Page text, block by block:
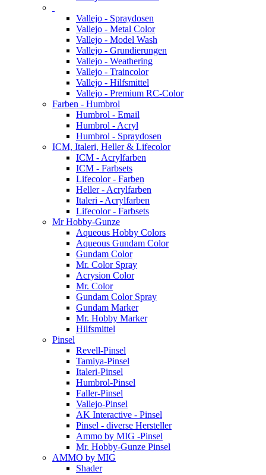
Vallejo - Spraydosen
Vallejo - Metal Color
Vallejo - Model Wash
Vallejo - Grundierungen
Vallejo - Weathering
Vallejo - Traincolor
Vallejo - Hilfsmittel
Vallejo - Premium RC-Color
Farben - Humbrol
Humbrol - Email
Humbrol - Acryl
Humbrol - Spraydosen
ICM, Italeri, Heller & Lifecolor
ICM - Acrylfarben
ICM - Farbsets
Lifecolor - Farben
Heller - Acrylfarben
Italeri - Acrylfarben
Lifecolor - Farbsets
Mr Hobby-Gunze
Aqueous Hobby Colors
Aqueous Gundam Color
Gundam Color
Mr. Color Spray
Acrysion Color
Mr. Color
Gundam Color Spray
Gundam Marker
Mr. Hobby Marker
Hilfsmittel
Pinsel
Revell-Pinsel
Tamiya-Pinsel
Italeri-Pinsel
Humbrol-Pinsel
Faller-Pinsel
Vallejo-Pinsel
AK Interactive - Pinsel
Pinsel - diverse Hersteller
Ammo by MIG -Pinsel
Mr. Hobby-Gunze Pinsel
AMMO by MIG
Shader